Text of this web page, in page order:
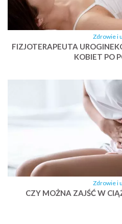
Zdrowie i
FIZJOTERAPEUTA
KOBIET PO
Zdrowie i
CZY MOŻNA ZAJŚĆ W